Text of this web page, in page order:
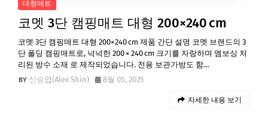
대형매트
코멧 3단 캠핑매트 대형 200×240 cm
코멧 3단 캠핑매트 대형 200×240 cm 제품 간단 설명 코멧 브랜드의 3
단 폴딩 캠핑매트로, 넉넉한 200 × 240 cm 크기를 자랑하며 엠보싱 처
리된 방수 소재 로 제작되었습니다. 전용 보관가방도 함…
신승엽(Alex Shin)
8월 05, 2025
자세한 내용 보기